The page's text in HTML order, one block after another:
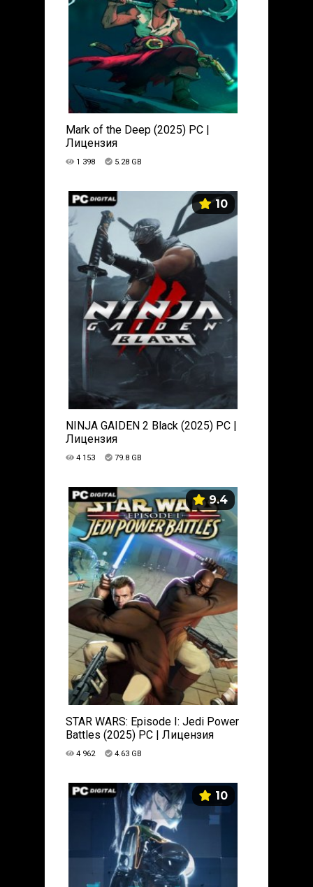
Mark of the Deep (2025) PC |
Лицензия
1 398 5.28 GB
10
NINJA GAIDEN 2 Black (2025) PC |
Лицензия
4 153 79.8 GB
9.4
STAR WARS: Episode I: Jedi Power
Battles (2025) PC | Лицензия
4 962 4.63 GB
10